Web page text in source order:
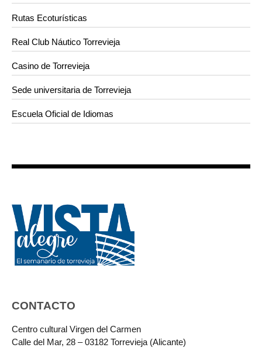
Rutas Ecoturísticas
Real Club Náutico Torrevieja
Casino de Torrevieja
Sede universitaria de Torrevieja
Escuela Oficial de Idiomas
CONTACTO
Centro cultural Virgen del Carmen
Calle del Mar, 28 – 03182 Torrevieja (Alicante)